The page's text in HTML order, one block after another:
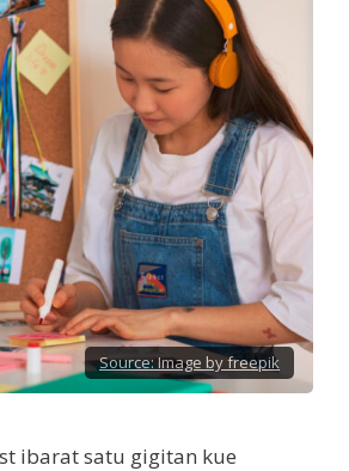
Source:Image by freepik
ibarat satu gigitan kue